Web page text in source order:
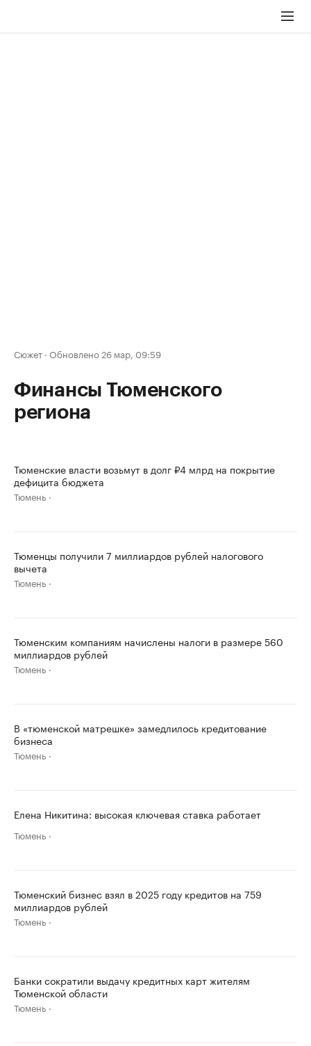
Сюжет · Обновлено 26 мар, 09:59
Финансы Тюменского
региона
Тюменские власти возьмут в долг ₽4 млрд на покрытие
дефицита бюджета
Тюмень
Тюменцы получили 7 миллиардов рублей налогового
вычета
Тюмень
Тюменским компаниям начислены налоги в размере 560
миллиардов рублей
Тюмень
В «тюменской матрешке» замедлилось кредитование
бизнеса
Тюмень
Елена Никитина: высокая ключевая ставка работает
Тюмень
Тюменский бизнес взял в 2025 году кредитов на 759
миллиардов рублей
Тюмень
Банки сократили выдачу кредитных карт жителям
Тюменской области
Тюмень